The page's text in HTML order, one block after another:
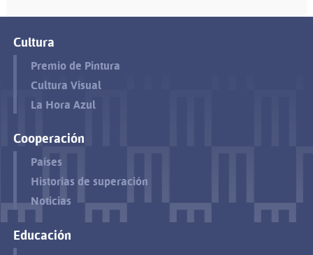
Cultura
Premio de Pintura
Cultura Visual
La Hora Azul
Cooperación
Países
Historias de superación
Noticias
Educación